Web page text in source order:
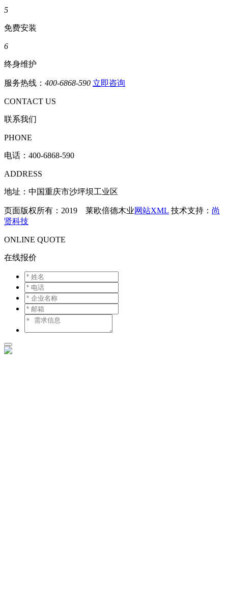
5
免费安装
6
终身维护
服务热线： 400-6868-590 立即咨询
CONTACT US
联系我们
PHONE
电话： 400-6868-590
ADDRESS
地址：中国重庆市沙坪坝工业区
页面版权所有：2019 莱欧倍德木业网站XML 技术支持： 尚
贤科技
ONLINE QUOTE
在线报价